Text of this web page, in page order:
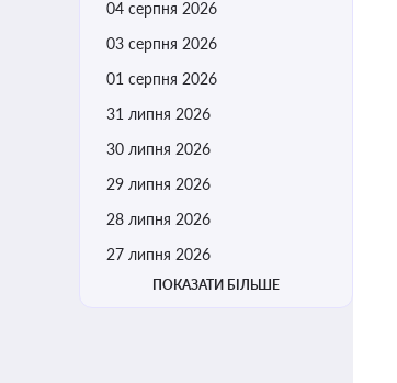
04 серпня 2026
03 серпня 2026
01 серпня 2026
31 липня 2026
30 липня 2026
29 липня 2026
28 липня 2026
27 липня 2026
ПОКАЗАТИ БІЛЬШЕ